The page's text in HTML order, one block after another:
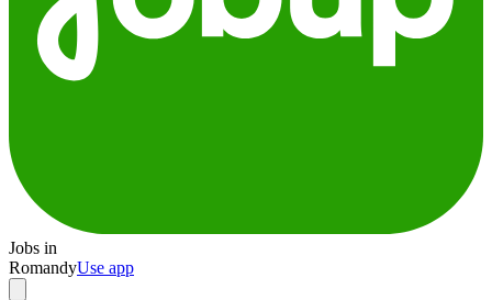
Jobs in
RomandyUse app